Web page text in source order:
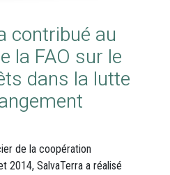
contribué au
la FAO sur le
dans la lutte
de la coopération
2014, SalvaTerra a réalisé